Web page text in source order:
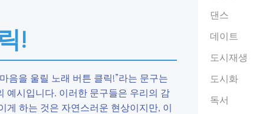
!
음을 울릴 노래 버튼 클릭!”라는 문구는
예시입니다. 이러한 문구들은 우리의 감
게 하는 것은 자연스러운 현상이지만, 이
댄스
데이트
도시재생
도시화
독서